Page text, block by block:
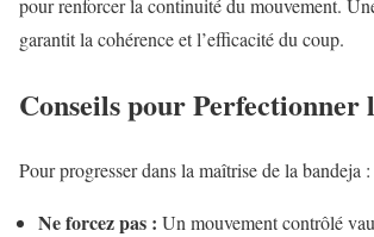
pour renforcer la continuité du mouvement.
garantit la cohérence et l’efficacité du coup.
Conseils pour Perfectionner
Pour progresser dans la maîtrise de la bandeja :
Ne forcez pas : Un mouvement contrôlé